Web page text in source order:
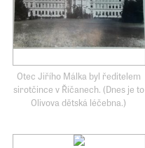
Otec Jiřího Málka byl ředitelem
sirotčince v Říčanech. (Dnes je to
Olivova dětská léčebna.)